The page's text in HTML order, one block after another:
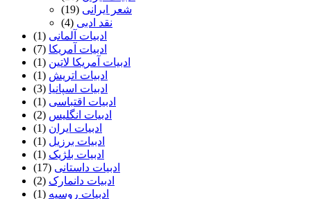
شعر ایرانی (19)
نقد ادبی (4)
ادبیات آلمانی (1)
ادبیات آمریکا (7)
ادبیات آمریکا لاتین (1)
ادبیات اتریش (1)
ادبیات اسپانیا (3)
ادبیات اقتباسی (1)
ادبیات انگلیس (2)
ادبیات ایران (1)
ادبیات برزیل (1)
ادبیات بلژیک (1)
ادبیات داستانی (17)
ادبیات دانمارک (2)
ادبیات روسیه (1)